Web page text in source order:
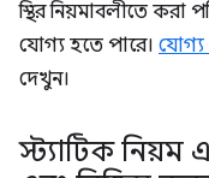
স্থির নিয়মাবলীতে করা
যোগ্য হতে পারে। যোগ্য
দেখুন।
স্ট্যাটিক